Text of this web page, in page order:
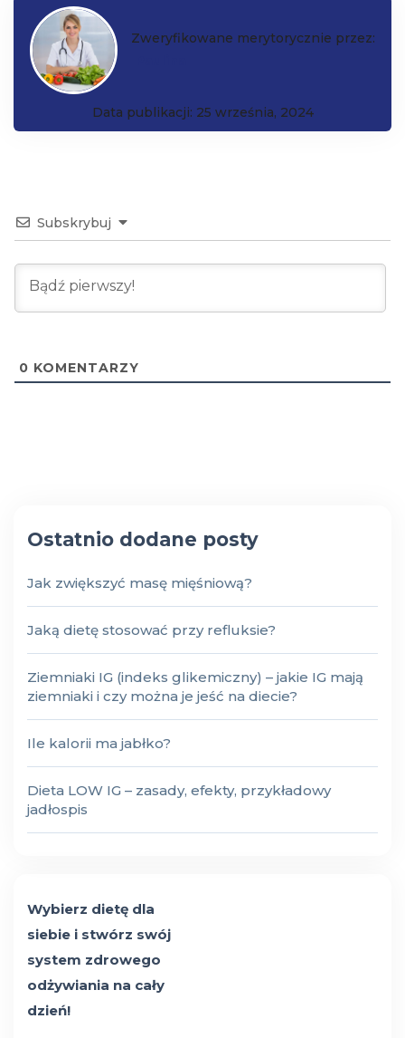
Zweryfikowane merytorycznie przez:
Data publikacji: 25 września, 2024
Subskrybuj
0 KOMENTARZY
Ostatnio dodane posty
Jak zwiększyć masę mięśniową?
Jaką dietę stosować przy refluksie?
Ziemniaki IG (indeks glikemiczny) – jakie IG mają
ziemniaki i czy można je jeść na diecie?
Ile kalorii ma jabłko?
Dieta LOW IG – zasady, efekty, przykładowy
jadłospis
Wybierz dietę dla
siebie i stwórz swój
system zdrowego
odżywiania na cały
dzień!